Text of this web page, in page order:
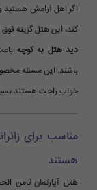
اگر اهل آرامش
کند، این هتل گزینه
دید هتل به کوچه
باشند. این مسئله
خواب راحت هستند
مناسب برای
هستند
هتل آپارتمان ثامن